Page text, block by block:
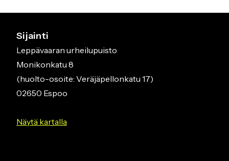
Sijainti
Leppävaaran urheilupuisto
Monikonkatu 8
(huolto-osoite: Veräjäpellonkatu 17)
02650 Espoo
Näytä kartalla